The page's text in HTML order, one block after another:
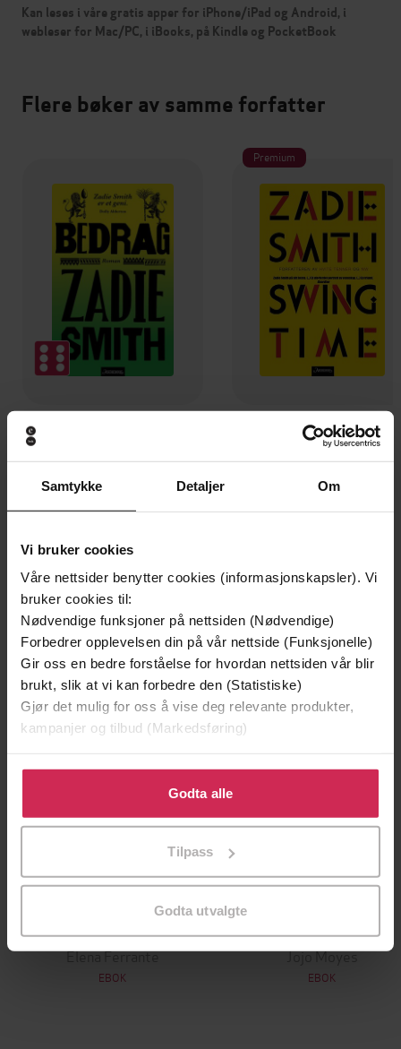
Samtykke Detaljer Om
Vi bruker cookies
Våre nettsider benytter cookies (informasjonskapsler). Vi
bruker cookies til:
Nødvendige funksjoner på nettsiden (Nødvendige)
Forbedrer opplevelsen din på vår nettside (Funksjonelle)
Gir oss en bedre forståelse for hvordan nettsiden vår blir
brukt, slik at vi kan forbedre den (Statistiske)
Gjør det mulig for oss å vise deg relevante produkter,
kampanjer og tilbud (Markedsføring)
Klikk på «Godta alle» for å gi oss ditt samtykke til å
bruke cookies for alle disse formålene. Du kan også
tilpasse ditt samtykke til spesifikke formål ved å klikke
Godta alle
Tilpass
Godta utvalgte
Kan leses i våre gratis apper for iPhone/iPad og Android, i
webleser for Mac/PC, i iBooks, på Kindle og PocketBook
Flere bøker av samme forfatter
EBOK
Premium
169,-
Swing time
EBOK
Andre har også kjøpt
Historia om det tapte barnet
Elena Ferrante
EBOK
Premium
Fremdeles meg
Jojo Moyes
EBOK